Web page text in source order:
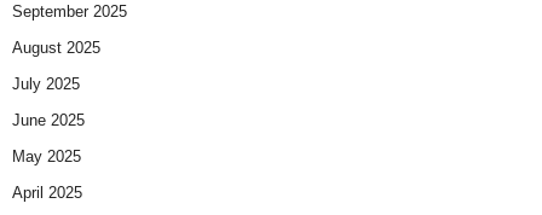
September 2025
August 2025
July 2025
June 2025
May 2025
April 2025